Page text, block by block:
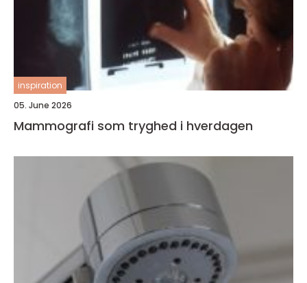
inspiration
05. June 2026
Mammografi som tryghed i hverdagen